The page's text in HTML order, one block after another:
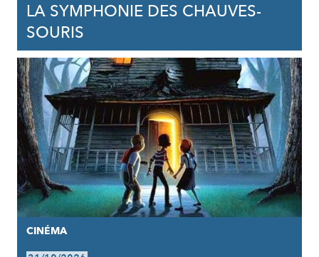
LA SYMPHONIE DES CHAUVES-
SOURIS
CINÉMA